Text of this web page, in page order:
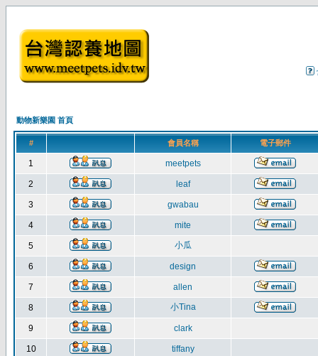
動物新樂園 首頁
# 會員名稱 電子郵件
1 meetpets
2 leaf
3 gwabau
4 mite
5 小瓜
6 design
7 allen
8 小Tina
9 clark
10 tiffany